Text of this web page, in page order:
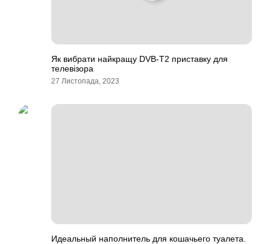
Як вибрати найкращу DVB-T2 приставку для
телевізора
27 Листопада, 2023
Идеальный наполнитель для кошачьего туалета.